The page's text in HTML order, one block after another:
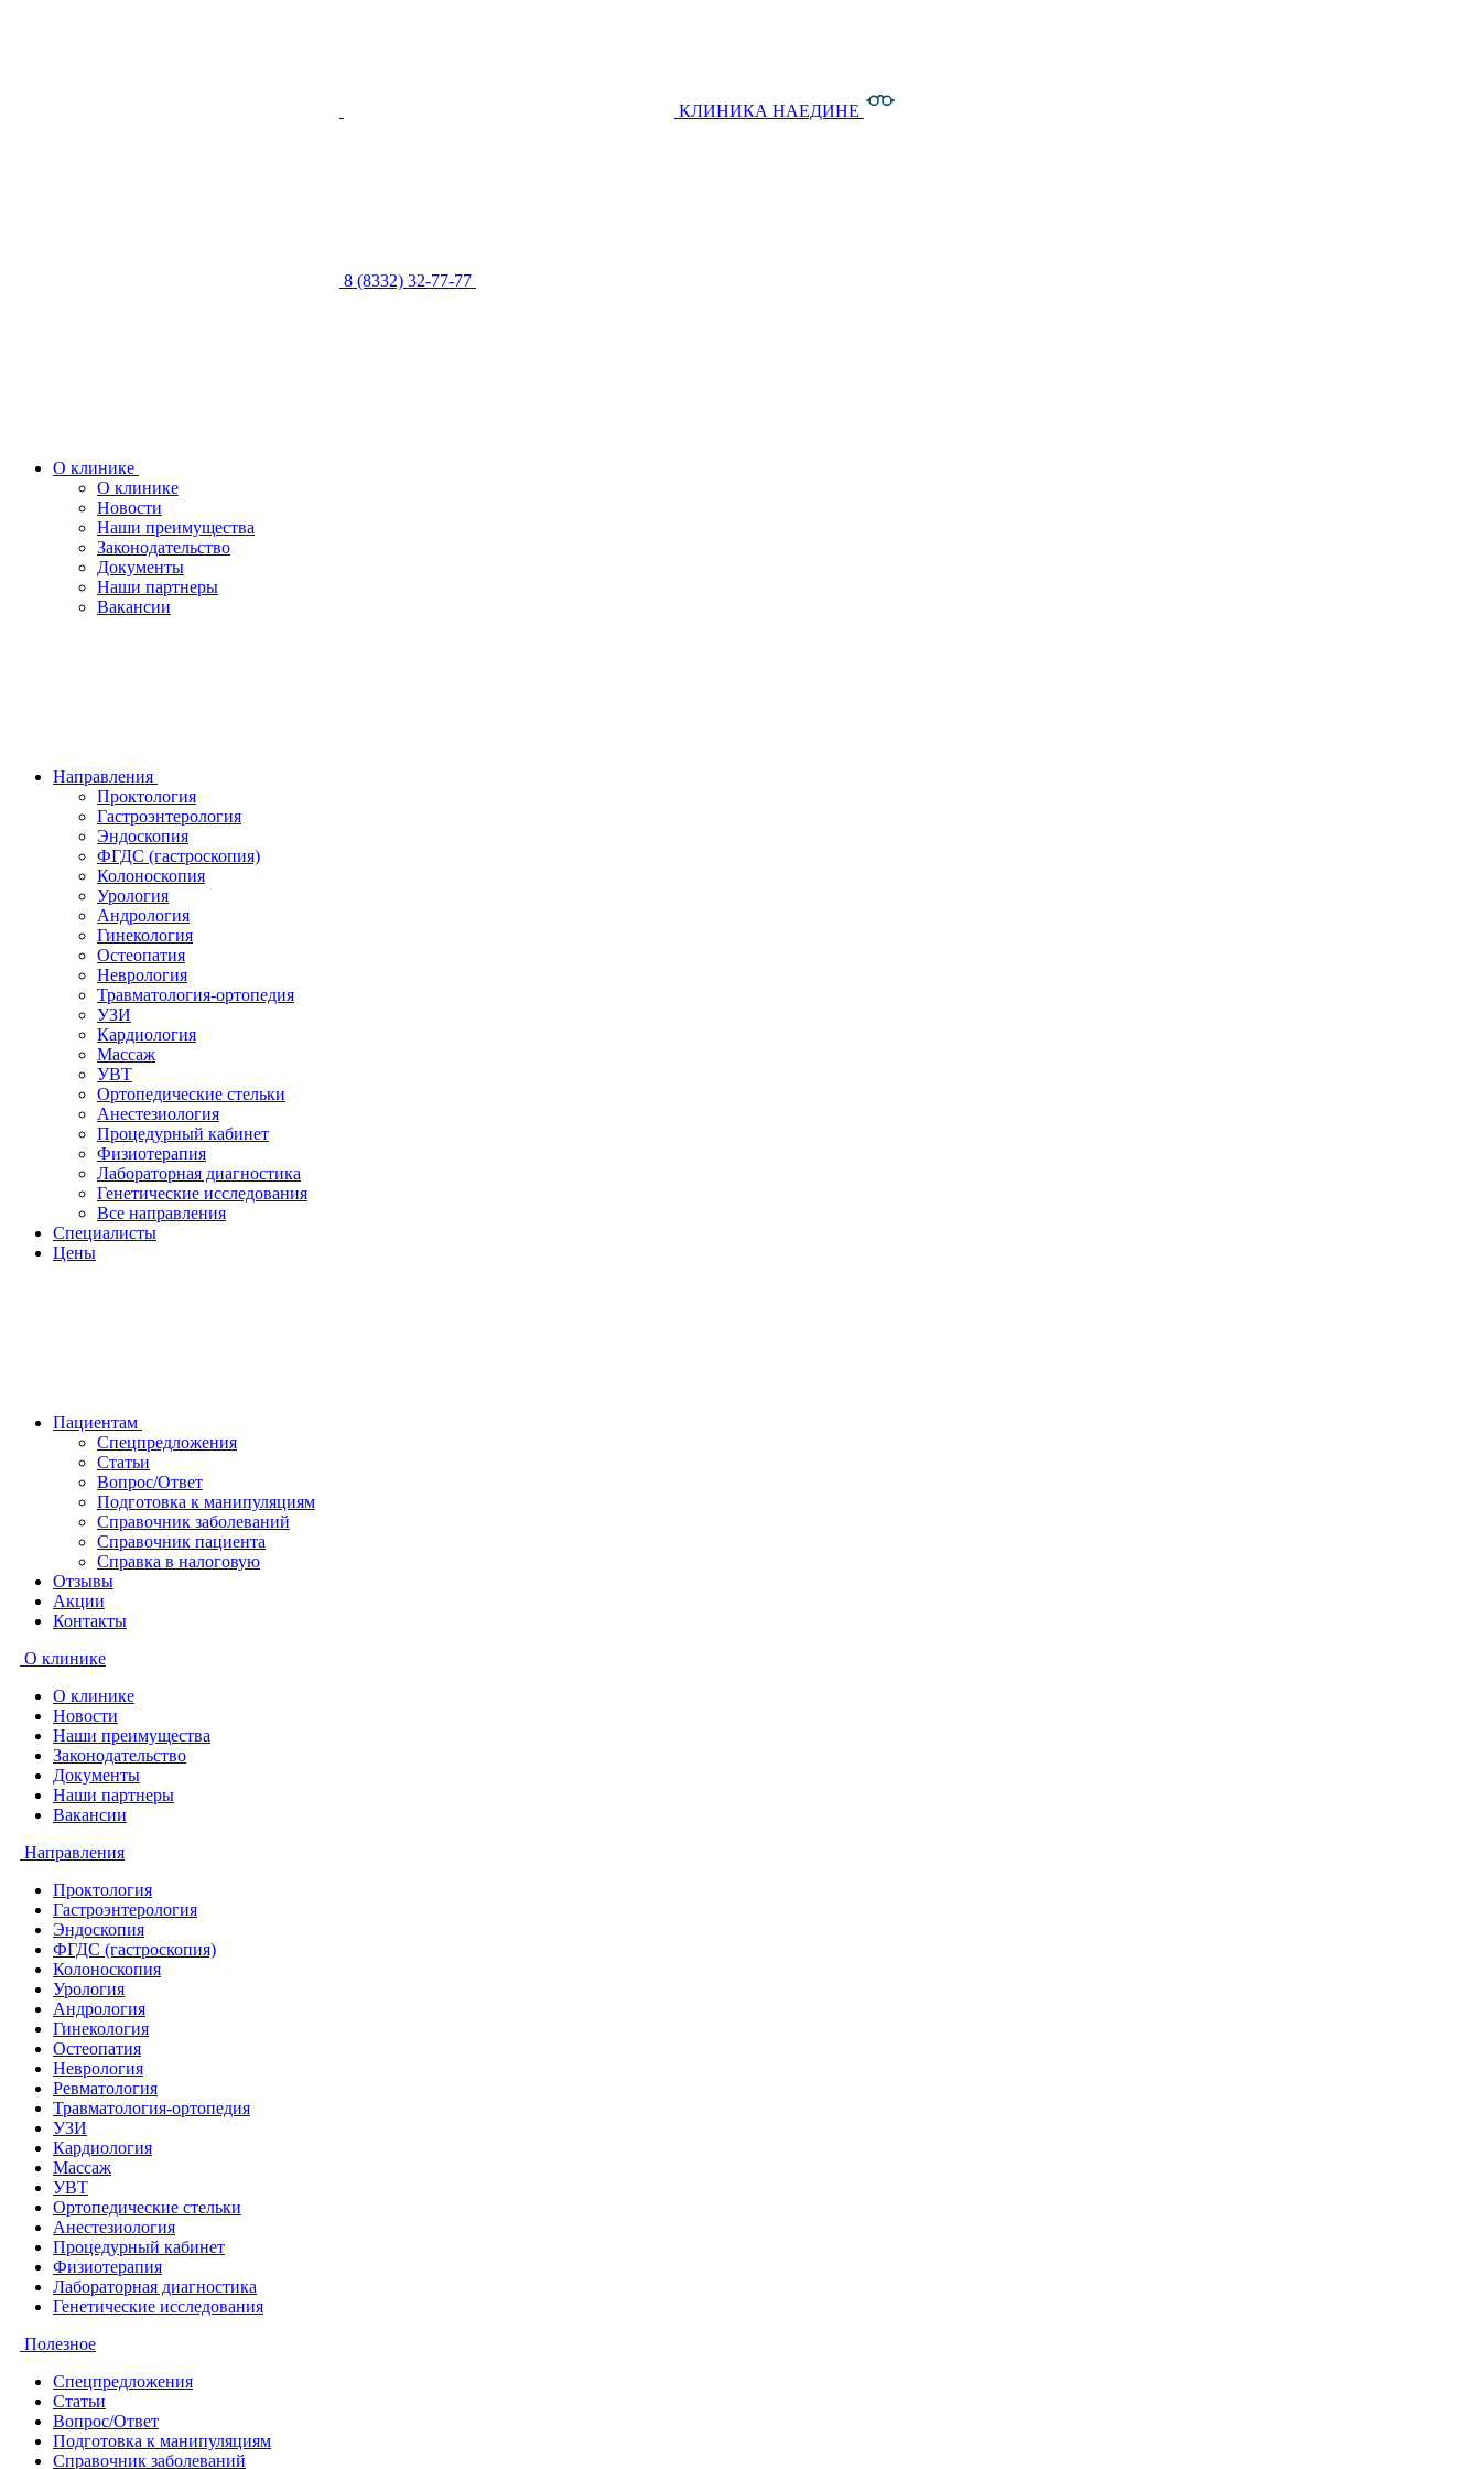
КЛИНИКА НАЕДИНЕ
8 (8332) 32-77-77
О клинике
О клинике
Новости
Наши преимущества
Законодательство
Документы
Наши партнеры
Вакансии
Направления
Проктология
Гастроэнтерология
Эндоскопия
ФГДС (гастроскопия)
Колоноскопия
Урология
Андрология
Гинекология
Остеопатия
Неврология
Травматология-ортопедия
УЗИ
Кардиология
Массаж
УВТ
Ортопедические стельки
Анестезиология
Процедурный кабинет
Физиотерапия
Лабораторная диагностика
Генетические исследования
Все направления
Специалисты
Цены
Пациентам
Спецпредложения
Статьи
Вопрос/Ответ
Подготовка к манипуляциям
Справочник заболеваний
Справочник пациента
Справка в налоговую
Отзывы
Акции
Контакты
О клинике
О клинике
Новости
Наши преимущества
Законодательство
Документы
Наши партнеры
Вакансии
Направления
Проктология
Гастроэнтерология
Эндоскопия
ФГДС (гастроскопия)
Колоноскопия
Урология
Андрология
Гинекология
Остеопатия
Неврология
Ревматология
Травматология-ортопедия
УЗИ
Кардиология
Массаж
УВТ
Ортопедические стельки
Анестезиология
Процедурный кабинет
Физиотерапия
Лабораторная диагностика
Генетические исследования
Полезное
Спецпредложения
Статьи
Вопрос/Ответ
Подготовка к манипуляциям
Справочник заболеваний